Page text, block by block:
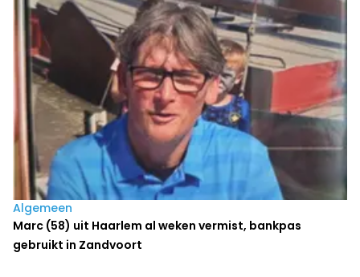
Algemeen
Marc (58) uit Haarlem al weken vermist, bankpas
gebruikt in Zandvoort